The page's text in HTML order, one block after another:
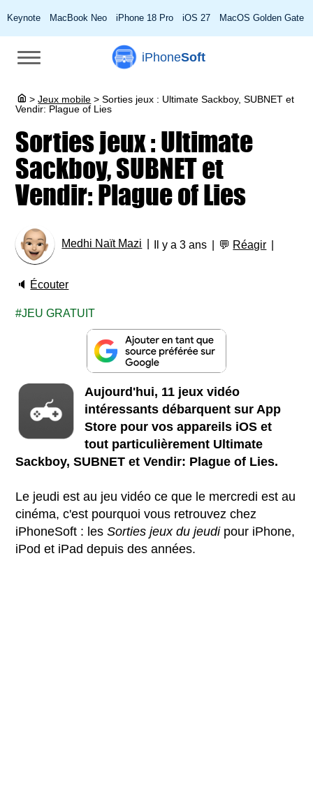
Keynote MacBook Neo iPhone 18 Pro iOS 27 MacOS Golden Gate
iPhoneSoft
> Jeux mobile > Sorties jeux : Ultimate Sackboy, SUBNET et
Vendir: Plague of Lies
Sorties jeux : Ultimate
Sackboy, SUBNET et
Vendir: Plague of Lies
Medhi Naït Mazi Il y a 3 ans 💬 Réagir
🔈 Écouter
JEU GRATUIT
Aujourd'hui, 11 jeux vidéo
intéressants débarquent sur App
Store pour vos appareils iOS et
tout particulièrement Ultimate
Sackboy, SUBNET et Vendir: Plague of Lies.
Le jeudi est au jeu vidéo ce que le mercredi est au
cinéma, c'est pourquoi vous retrouvez chez
iPhoneSoft : lesSorties jeux du jeudipour iPhone,
iPod et iPad depuis des années.